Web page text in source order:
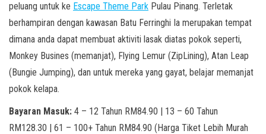
peluang untuk ke Escape Theme Park Pulau Pinang. Terletak
berhampiran dengan kawasan Batu Ferringhi Ia merupakan tempat
dimana anda dapat membuat aktiviti lasak diatas pokok seperti,
Monkey Busines (memanjat), Flying Lemur (ZipLining), Atan Leap
(Bungie Jumping), dan untuk mereka yang gayat, belajar memanjat
pokok kelapa.
Bayaran Masuk: 4 – 12 Tahun RM84.90 | 13 – 60 Tahun
RM128.30 | 61 – 100+ Tahun RM84.90 (Harga Tiket Lebih Murah